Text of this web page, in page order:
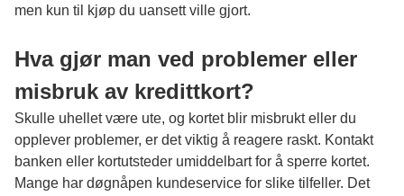
men kun til kjøp du uansett ville gjort.
Hva gjør man ved problemer eller
misbruk av kredittkort?
Skulle uhellet være ute, og kortet blir misbrukt eller du
opplever problemer, er det viktig å reagere raskt. Kontakt
banken eller kortutsteder umiddelbart for å sperre kortet.
Mange har døgnåpen kundeservice for slike tilfeller. Det